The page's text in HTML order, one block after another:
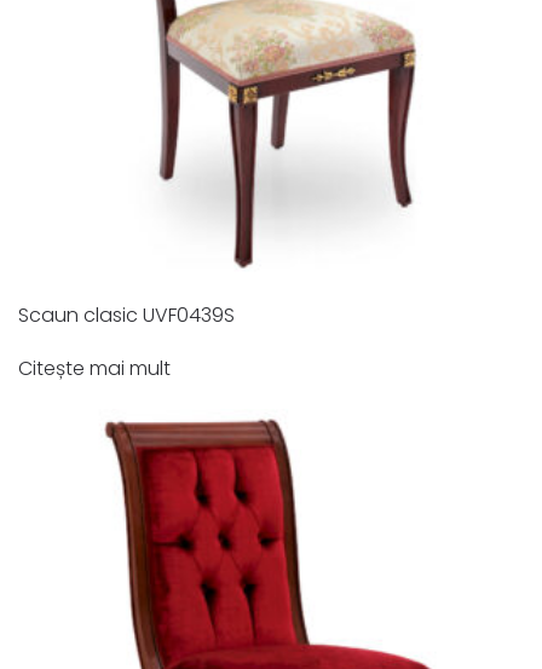
Scaun clasic UVF0439S
Citește mai mult